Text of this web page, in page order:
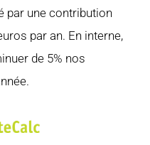
par une contribution
par an. En interne,
de 5% nos